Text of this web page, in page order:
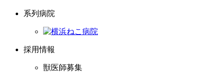
系列病院
採用情報
獣医師募集